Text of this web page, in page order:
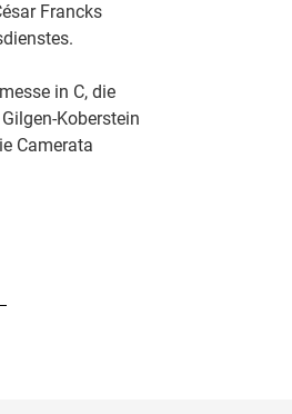
Francks
in C, die
Koberstein
Camerata